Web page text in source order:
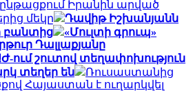
Իրանին արված
մեկը
Դավիթ Իշխանյանն
բանտից
«Մուլտի գրուպ»
Դալլաքյանը
ում շուտով տեղափոխություն
տեղեր են
Ռուսաստանից
Հայաստան է ուղարկվել